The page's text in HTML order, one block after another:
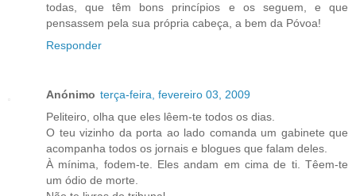
todas, que têm bons princípios e os seguem, e que
pensassem pela sua própria cabeça, a bem da Póvoa!
Responder
Anónimo terça-feira, fevereiro 03, 2009
Peliteiro, olha que eles lêem-te todos os dias.
O teu vizinho da porta ao lado comanda um gabinete que
acompanha todos os jornais e blogues que falam deles.
À mínima, fodem-te. Eles andam em cima de ti. Têem-te
um ódio de morte.